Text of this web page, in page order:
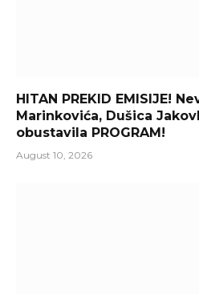
HITAN PREKID EMISIJE!
Marinkovića, Dušica
obustavila PROGRAM!
August 10, 2026